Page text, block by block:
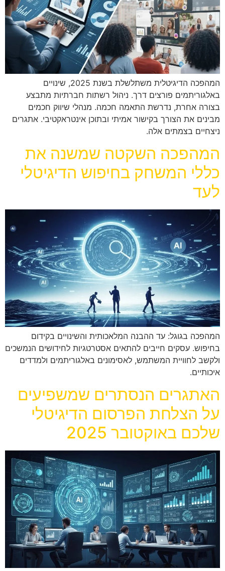
המהפכה הדיגיטלית משתלשלת בשנת 2025, שינויים
באלגוריתמים פורצים דרך. ניהול רשתות חברתיות מתבצע
בצורה אחרת, נדרשת התאמה חכמה. מנהלי שיווק חכמים
מבינים את הצורך בקישור אמיתי ובתוכן אינטראקטיבי. אתגרים
ניצחיים בצמתים אלה.
המהפכה השקטה שמשנה את
כללי המשחק בחיפוש הדיגיטלי
לעד
המהפכה בגוגל: עד ההבנה המלאכותית והשינויים בקידום
בחיפוש. עסקים חייבים להתאים אסטרטגיות לחידושים הנמשכים
ולקשב לחוויית המשתמש, לאסימונים באלגוריתמים ולמדדים
איכותיים.
האתגרים הנסתרים שמשפיעים
על הצלחת הפרסום הדיגיטלי
שלכם באוקטובר 2025